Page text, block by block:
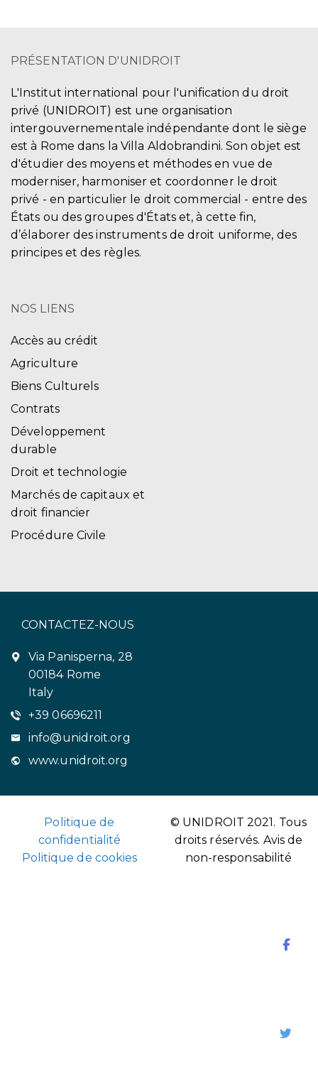
PRÉSENTATION D'UNIDROIT
L'Institut international pour l'unification du droit
privé (UNIDROIT) est une organisation
intergouvernementale indépendante dont le siège
est à Rome dans la Villa Aldobrandini. Son objet est
d'étudier des moyens et méthodes en vue de
moderniser, harmoniser et coordonner le droit
privé - en particulier le droit commercial - entre des
États ou des groupes d'États et, à cette fin,
d’élaborer des instruments de droit uniforme, des
principes et des règles.
NOS LIENS
Accès au crédit
Agriculture
Biens Culturels
Contrats
Développement
durable
Droit et technologie
Marchés de capitaux et
droit financier
Procédure Civile
CONTACTEZ-NOUS
Via Panisperna, 28
00184 Rome
Italy
+39 06696211
info@unidroit.org
www.unidroit.org
Politique de
confidentialité
Politique de cookies
© UNIDROIT 2021. Tous
droits réservés. Avis de
non-responsabilité